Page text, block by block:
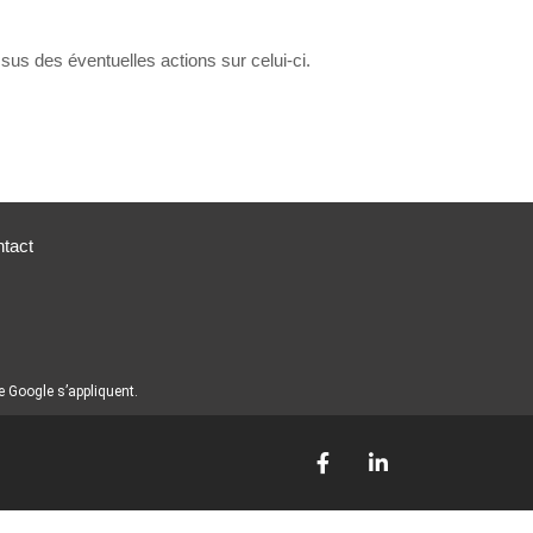
des éventuelles actions sur celui-ci.
Google s’appliquent.